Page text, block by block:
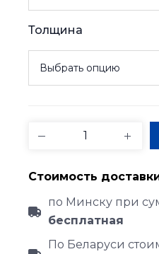
Толщина
Стоимость
по Минску при
бесплатная
По Беларуси